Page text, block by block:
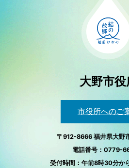
大野市役
市役所へのご
〒912-8666 福井県大野
電話番号：0779-
受付時間：午前8時30分か